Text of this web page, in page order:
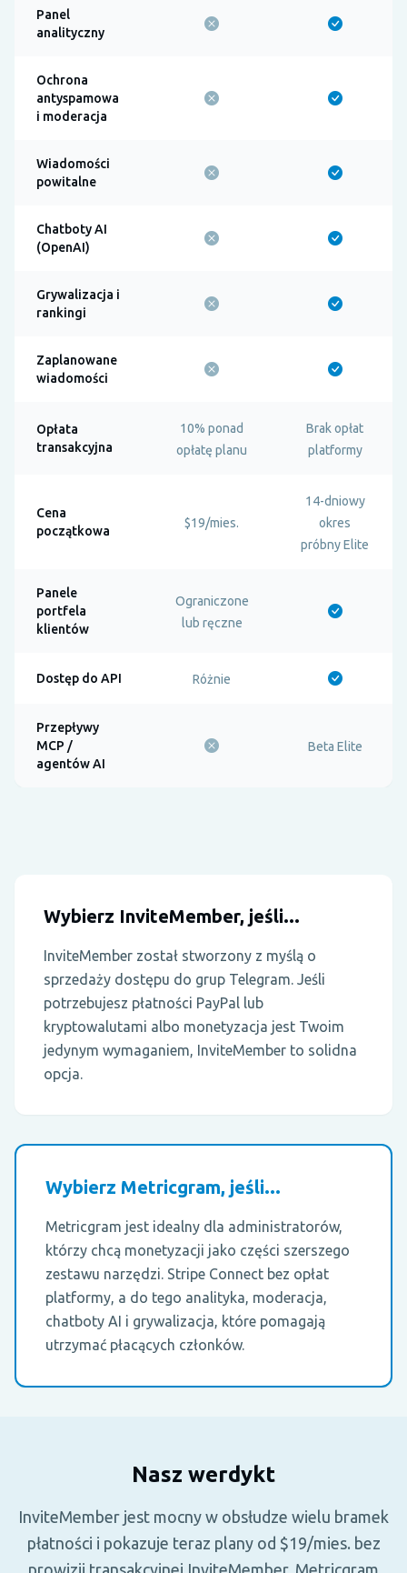
Panel
analityczny
Ochrona
antyspamowa
i moderacja
Wiadomości
powitalne
Chatboty AI
(OpenAI)
Grywalizacja i
rankingi
Zaplanowane
wiadomości
Opłata
transakcyjna
10% ponad
opłatę planu
Brak opłat
platformy
Cena
początkowa
$19/mies.
14-dniowy
okres
próbny Elite
Panele
portfela
klientów
Ograniczone
lub ręczne
Dostęp do API Różnie
Przepływy
MCP /
agentów AI
Beta Elite
Wybierz InviteMember, jeśli...
InviteMember został stworzony z myślą o
sprzedaży dostępu do grup Telegram. Jeśli
potrzebujesz płatności PayPal lub
kryptowalutami albo monetyzacja jest Twoim
jedynym wymaganiem, InviteMember to solidna
opcja.
Wybierz Metricgram, jeśli...
Metricgram jest idealny dla administratorów,
którzy chcą monetyzacji jako części szerszego
zestawu narzędzi. Stripe Connect bez opłat
platformy, a do tego analityka, moderacja,
chatboty AI i grywalizacja, które pomagają
utrzymać płacących członków.
Nasz werdykt
InviteMember jest mocny w obsłudze wielu bramek
płatności i pokazuje teraz plany od $19/mies. bez
prowizji transakcyjnej InviteMember. Metricgram